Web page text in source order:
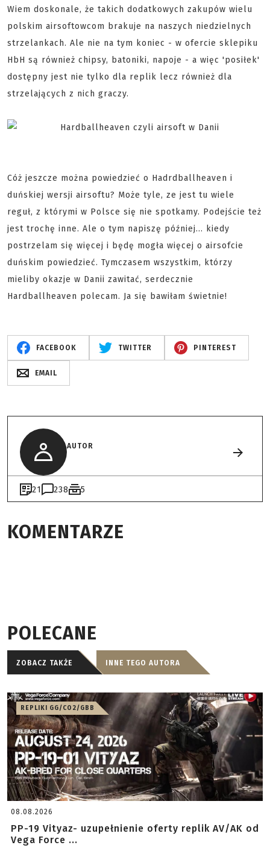
Wiem doskonale, że takich dodatkowych zakupów wielu
polskim airsoftowcom brakuje na naszych niedzielnych
strzelankach. Ale nie na tym koniec - w ofercie sklepiku
HbH są również chipsy, batoniki, napoje - a więc 'posiłek'
dostępny jest nie tylko dla replik lecz również dla
strzelających z nich graczy.
Cóż jeszcze można powiedzieć o Hadrdballheaven i
duńskiej wersji airsoftu? Może tyle, ze jest tu wiele
reguł, z którymi w Polsce się nie spotkamy. Podejście też
jest trochę inne. Ale o tym napiszę później... kiedy
postrzelam się więcej i będę mogła więcej o airsofcie
duńskim powiedzieć. Tymczasem wszystkim, którzy
mieliby okazje w Danii zawitać, serdecznie
Hardballheaven polecam. Ja się bawiłam świetnie!
FACEBOOK TWITTER PINTEREST
EMAIL
AUTOR
21 238 5
KOMENTARZE
POLECANE
ZOBACZ TAKŻE INNE TEGO AUTORA
REPLIKI GG/CO2/GBB
08.08.2026
PP-19 Vityaz- uzupełnienie oferty replik AV/AK od
Vega Force ...